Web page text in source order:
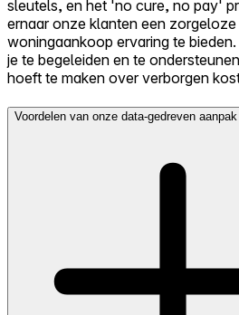
sleutels, en het 'no cure, no pay'
ernaar onze klanten een
woningaankoop ervaring te
je te begeleiden en te
hoeft te maken over verborgen
Voordelen van onze data-gedreven